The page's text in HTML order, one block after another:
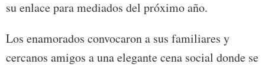
su enlace para mediados del próximo año.
Los enamorados convocaron a sus familiares y
cercanos amigos a una elegante cena social donde se